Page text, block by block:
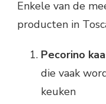
Enkele van de
producten in
Pecorino
die vaak
keuken